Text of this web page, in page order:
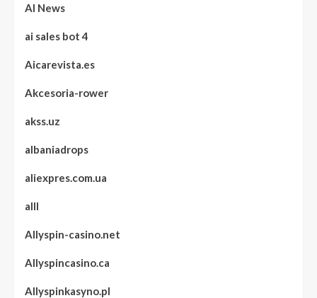
AI News
ai sales bot 4
Aicarevista.es
Akcesoria-rower
akss.uz
albaniadrops
aliexpres.com.ua
alll
Allyspin-casino.net
Allyspincasino.ca
Allyspinkasyno.pl